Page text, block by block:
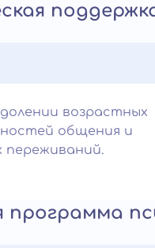
возрастных
общения и
переживаний.
программа